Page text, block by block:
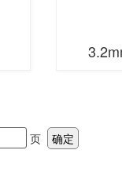
页 确定